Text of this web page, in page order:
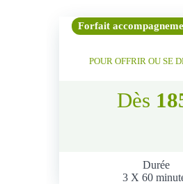
Forfait
POUR OFFRIR OU SE
Dès
Durée
3 X 60